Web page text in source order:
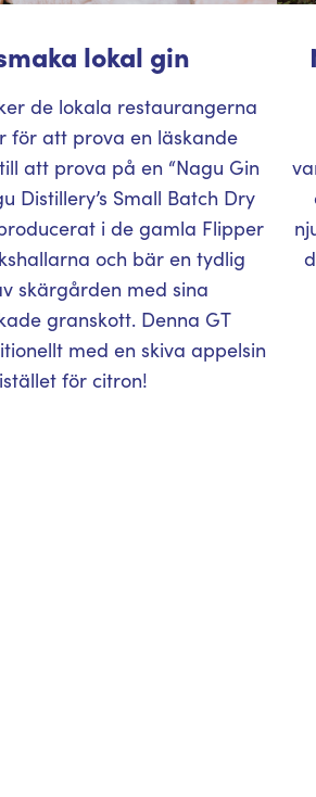
lokal gin
de lokala restaurangerna
för att prova en läskande
att prova på en “Nagu Gin
Distillery’s Small Batch Dry
i de gamla Flipper
och bär en tydlig
skärgården med sina
granskott. Denna GT
med en skiva appelsin
istället för citron!